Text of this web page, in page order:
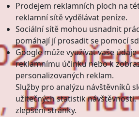
Prodejem reklamních ploch na
reklamní sítě vydělávat peníze.
Sociální sítě mohou usnadnit
pomáhají jí prosadit se pomocí
Google může využívat vaše
reklamnímu účinku nebo k
personalizovaných reklam.
Služby pro analýzu návštěvníků
užitečných statistik návštěvnosti.
zlepšení stránky.